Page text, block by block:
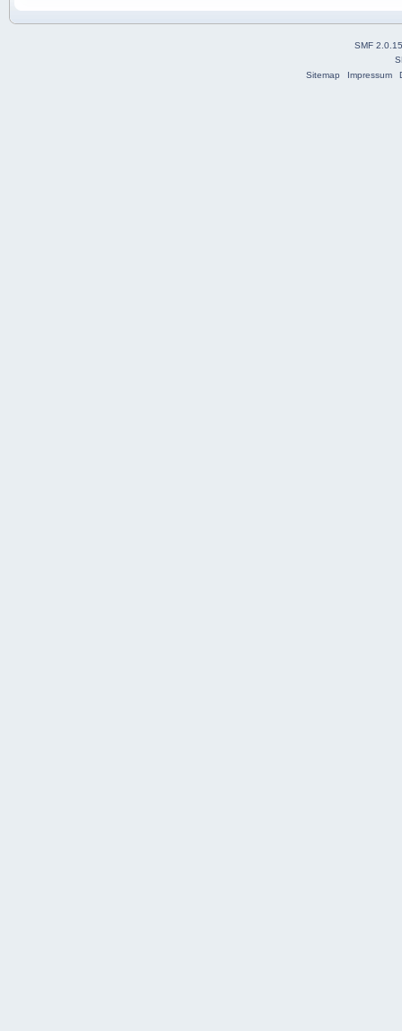
SMF 2.0.15
Sitemap
Impressum